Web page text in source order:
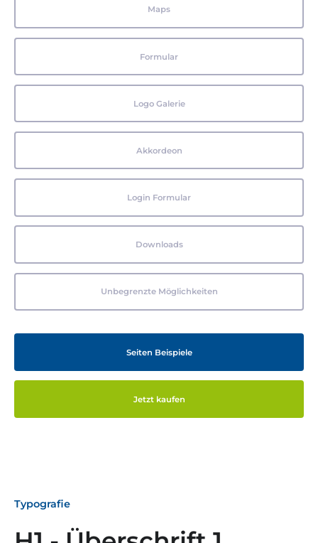
Maps
Formular
Logo Galerie
Akkordeon
Login Formular
Downloads
Unbegrenzte Möglichkeiten
Seiten Beispiele
Jetzt kaufen
Typografie